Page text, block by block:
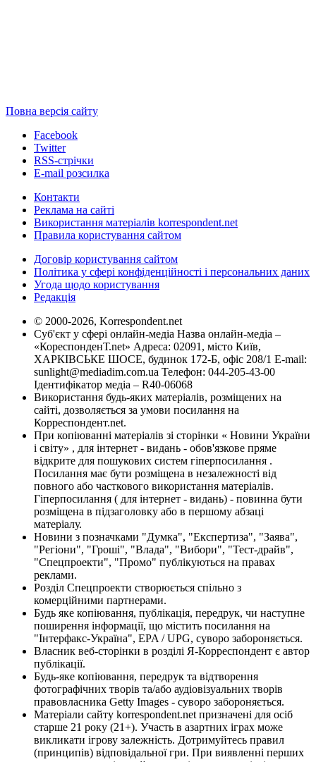
Повна версія сайту
Facebook
Twitter
RSS-стрічки
E-mail розсилка
Контакти
Реклама на сайті
Використання матеріалів korrespondent.net
Правила користування сайтом
Договір користування сайтом
Політика у сфері конфіденційності і персональних даних
Угода щодо користування
Редакція
© 2000-2026, Korrespondent.net
Суб'єкт у сфері онлайн-медіа Назва онлайн-медіа –
«КореспонденТ.net» Адреса: 02091, місто Київ,
ХАРКІВСЬКЕ ШОСЕ, будинок 172-Б, офіс 208/1 E-mail:
sunlight@mediadim.com.ua Телефон: 044-205-43-00
Ідентифікатор медіа – R40-06068
Використання будь-яких матеріалів, розміщених на
сайті, дозволяється за умови посилання на
Корреспондент.net.
При копіюванні матеріалів зі сторінки « Новини України
і світу» , для інтернет - видань - обов'язкове пряме
відкрите для пошукових систем гіперпосилання .
Посилання має бути розміщена в незалежності від
повного або часткового використання матеріалів.
Гіперпосилання ( для інтернет - видань) - повинна бути
розміщена в підзаголовку або в першому абзаці
матеріалу.
Новини з позначками "Думка", "Експертиза", "Заява",
"Регіони", "Гроші", "Влада", "Вибори", "Тест-драйв",
"Спецпроекти", "Промо" публікуються на правах
реклами.
Розділ Спецпроекти створюється спільно з
комерційними партнерами.
Будь яке копіювання, публікація, передрук, чи наступне
поширення інформації, що містить посилання на
"Інтерфакс-Україна", EPA / UPG, суворо забороняється.
Власник веб-сторінки в розділі Я-Корреспондент є автор
публікації.
Будь-яке копіювання, передрук та відтворення
фотографічних творів та/або аудіовізуальних творів
правовласника Getty Images - суворо забороняється.
Матеріали сайту korrespondent.net призначені для осіб
старше 21 року (21+). Участь в азартних іграх може
викликати ігрову залежність. Дотримуйтесь правил
(принципів) відповідальної гри. При виявленні перших